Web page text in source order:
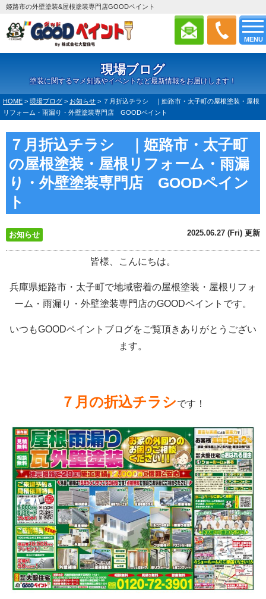
MENU
姫路市の外壁塗装&屋根塗装専門店GOODペイント
現場ブログ
塗装に関するマメ知識やイベントなど最新情報をお届けします！
HOME > 現場ブログ > お知らせ > ７月折込チラシ ｜姫路市・太子町の屋根塗装・屋根
リフォーム・雨漏り・外壁塗装専門店 GOODペイント
７月折込チラシ ｜姫路市・太子町
の屋根塗装・屋根リフォーム・雨漏
り・外壁塗装専門店 GOODペイン
ト
お知らせ 2025.06.27 (Fri) 更新
皆様、こんにちは。
兵庫県姫路市・太子町で地域密着の屋根塗装・屋根リフォ
ーム・雨漏り・外壁塗装専門店のGOODペイントです。
いつもGOODペイントブログをご覧頂きありがとうござい
ます。
７ 月の折込チラシです！